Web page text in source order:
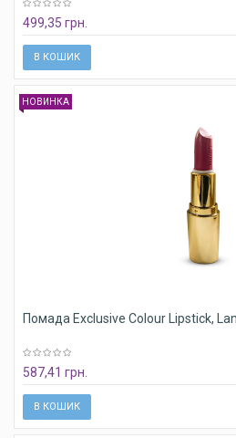
499,35 грн.
В КОШИК
НОВИНКА
Помада Exclusive Colour Lipstick,
587,41 грн.
В КОШИК